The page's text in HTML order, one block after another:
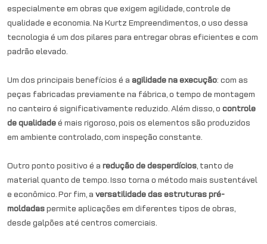
especialmente em obras que exigem agilidade, controle de
qualidade e economia. Na Kurtz Empreendimentos, o uso dessa
tecnologia é um dos pilares para entregar obras eficientes e com
padrão elevado.
Um dos principais benefícios é a agilidade na execução: com as
peças fabricadas previamente na fábrica, o tempo de montagem
no canteiro é significativamente reduzido. Além disso, o controle
de qualidadeé mais rigoroso, pois os elementos são produzidos
em ambiente controlado, com inspeção constante.
Outro ponto positivo é a redução de desperdícios, tanto de
material quanto de tempo. Isso torna o método mais sustentável
e econômico. Por fim, a versatilidade das estruturas pré-
moldadaspermite aplicações em diferentes tipos de obras,
desde galpões até centros comerciais.